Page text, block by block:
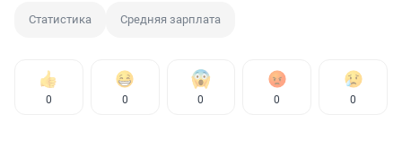
Статистика Средняя зарплата
0 0 0 0 0